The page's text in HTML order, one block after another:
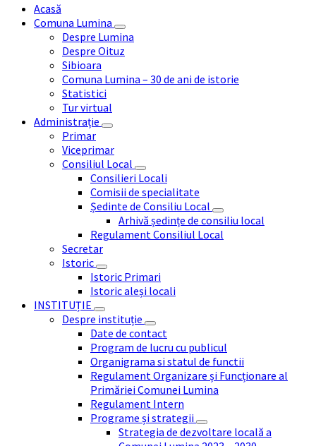
Acasă
Comuna Lumina
Despre Lumina
Despre Oituz
Sibioara
Comuna Lumina – 30 de ani de istorie
Statistici
Tur virtual
Administrație
Primar
Viceprimar
Consiliul Local
Consilieri Locali
Comisii de specialitate
Ședinte de Consiliu Local
Arhivă ședințe de consiliu local
Regulament Consiliul Local
Secretar
Istoric
Istoric Primari
Istoric aleși locali
INSTITUȚIE
Despre instituție
Date de contact
Program de lucru cu publicul
Organigrama si statul de functii
Regulament Organizare și Funcționare al
Primăriei Comunei Lumina
Regulament Intern
Programe și strategii
Strategia de dezvoltare locală a